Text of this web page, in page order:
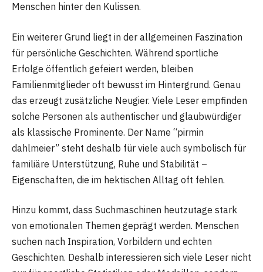
Menschen hinter den Kulissen.
Ein weiterer Grund liegt in der allgemeinen Faszination
für persönliche Geschichten. Während sportliche
Erfolge öffentlich gefeiert werden, bleiben
Familienmitglieder oft bewusst im Hintergrund. Genau
das erzeugt zusätzliche Neugier. Viele Leser empfinden
solche Personen als authentischer und glaubwürdiger
als klassische Prominente. Der Name “pirmin
dahlmeier” steht deshalb für viele auch symbolisch für
familiäre Unterstützung, Ruhe und Stabilität –
Eigenschaften, die im hektischen Alltag oft fehlen.
Hinzu kommt, dass Suchmaschinen heutzutage stark
von emotionalen Themen geprägt werden. Menschen
suchen nach Inspiration, Vorbildern und echten
Geschichten. Deshalb interessieren sich viele Leser nicht